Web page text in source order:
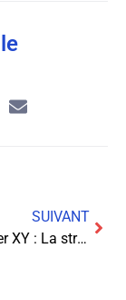
SUIVANT
Minesweeper XY : La stratégie du risque calculé dans l’univers des jeux de crash